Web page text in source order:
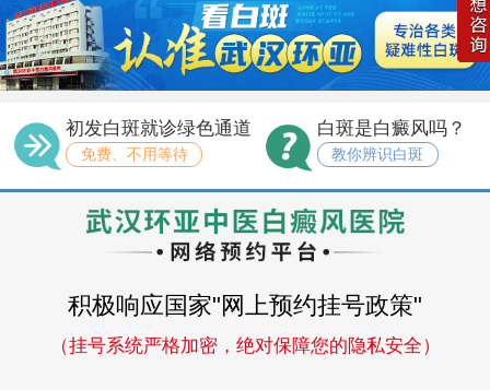
初发白斑就诊绿色通道
免费、不用等待
白斑是白癜风吗？
教你辨识白斑
积极响应国家"网上预约挂号政策"
（挂号系统严格加密，绝对保障您的隐私安全）